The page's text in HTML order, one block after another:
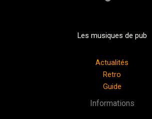
Les musiques de pub
Actualités
Retro
Guide
Informations